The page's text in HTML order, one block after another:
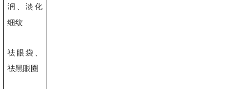
润、淡化
细纹
祛眼袋、
祛黑眼圈